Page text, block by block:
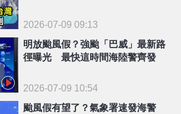
2026-07-09 09:13
明放颱風假？強颱「巴威」最新路
徑曝光 最快這時間海陸警齊發
2026-07-09 10:54
颱風假有望了？氣象署速發海警